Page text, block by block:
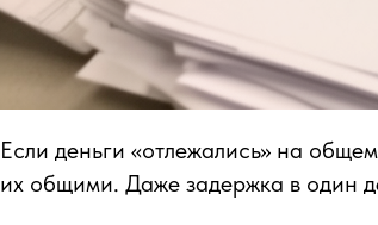
Если деньги «отлежались» на
их общими. Даже задержка в один